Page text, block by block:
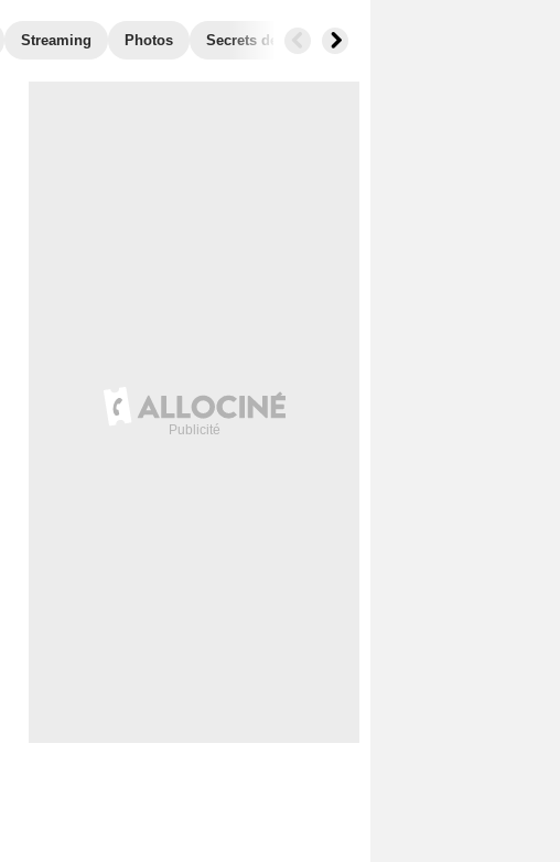
Streaming Photos Secrets de tournage